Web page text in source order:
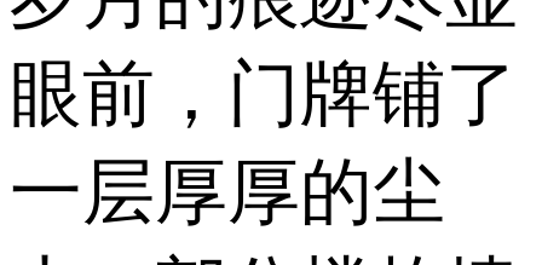
眼前，门牌铺了
一层厚厚的尘